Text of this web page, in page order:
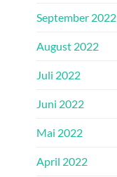
September 2022
August 2022
Juli 2022
Juni 2022
Mai 2022
April 2022